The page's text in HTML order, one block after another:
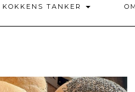
KOKKENS TANKER